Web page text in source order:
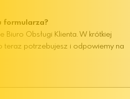
formularza?
Biuro Obsługi Klienta. W krótkiej
teraz potrzebujesz i odpowiemy na